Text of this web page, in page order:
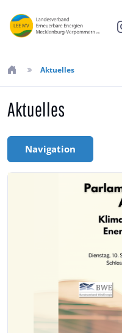
Aktuelles
Aktuelles
Navigation